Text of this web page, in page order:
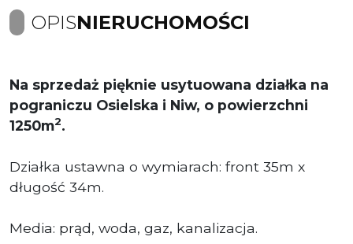
OPISNIERUCHOMOŚCI
Na sprzedaż pięknie usytuowana działka na
pograniczu Osielska i Niw, o powierzchni
1250m2.
Działka ustawna o wymiarach: front 35m x
długość 34m.
Media: prąd, woda, gaz, kanalizacja.